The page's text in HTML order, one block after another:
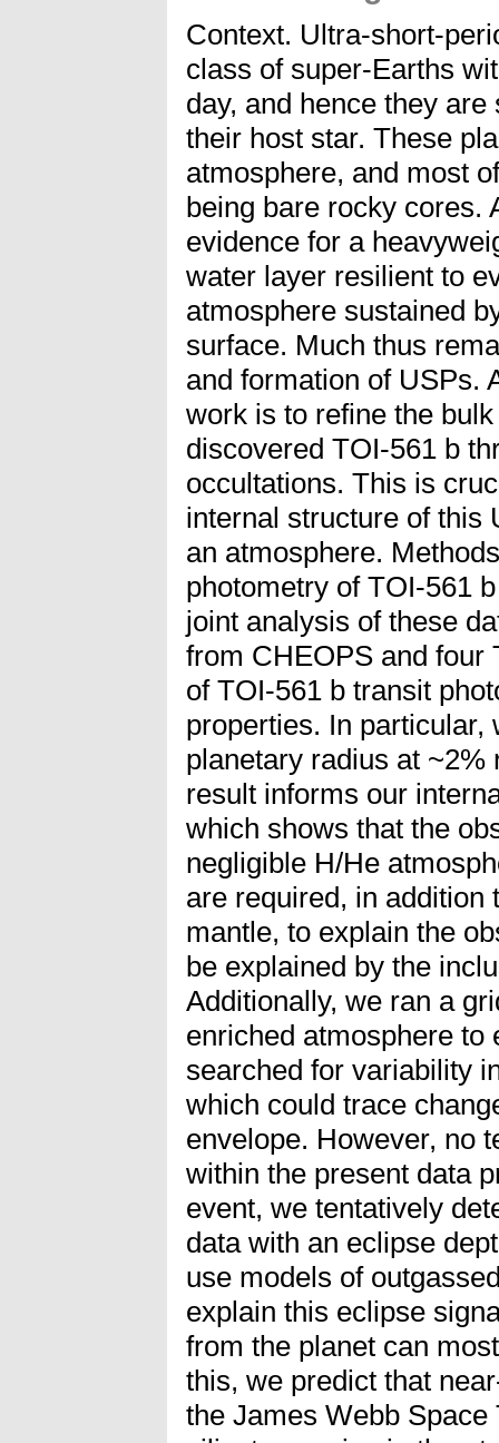
Context. Ultra-short-
class of super-Earths
day, and hence they
their host star. These
atmosphere, and most
being bare rocky cores.
evidence for a
water layer resilient to
atmosphere sustained
surface. Much thus
and formation of USPs.
work is to refine the
discovered TOI-561 b
occultations. This is
internal structure of this
an atmosphere.
photometry of TOI-561
joint analysis of these
from CHEOPS and four
of TOI-561 b transit
properties. In particular,
planetary radius at
result informs our
which shows that the
negligible H/He
are required, in addition
mantle, to explain the
be explained by the
Additionally, we ran a
enriched atmosphere to
searched for variability
which could trace
envelope. However, no
within the present data
event, we tentatively
data with an eclipse
use models of
explain this eclipse
from the planet can
this, we predict that
the James Webb Space